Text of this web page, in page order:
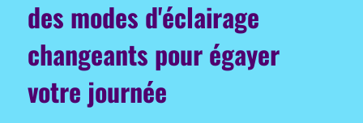
des modes d'éclairage
changeants pour égayer
votre journée